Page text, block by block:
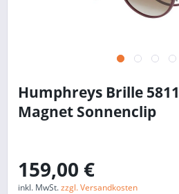
Humphreys Brille
Magnet Sonnenclip
159,00 €
inkl. MwSt.zzgl. Versandkosten